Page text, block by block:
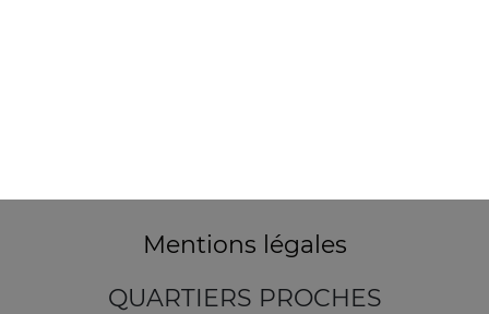
Mentions légales
QUARTIERS PROCHES